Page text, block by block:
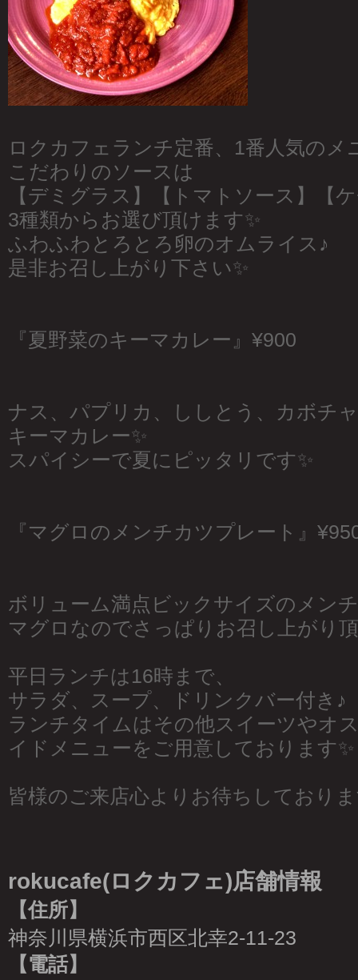
ロクカフェランチ定番、1番人気のメ
こだわりのソースは
【デミグラス】【トマトソース】【
3種類からお選び頂けます✨
ふわふわとろとろ卵のオムライス♪
是非お召し上がり下さい✨
『夏野菜のキーマカレー』¥900
ナス、パプリカ、ししとう、カボチ
キーマカレー✨
スパイシーで夏にピッタリです✨
『マグロのメンチカツプレート』
ボリューム満点ビックサイズのメン
マグロなのでさっぱりお召し上がり
平日ランチは16時まで、
サラダ、スープ、ドリンクバー付き♪
ランチタイムはその他スイーツやオ
イドメニューをご用意しております✨
皆様のご来店心よりお待ちしており
rokucafe(ロクカフェ)店舗情報
【住所】
神奈川県横浜市西区北幸2-11-23
【電話】